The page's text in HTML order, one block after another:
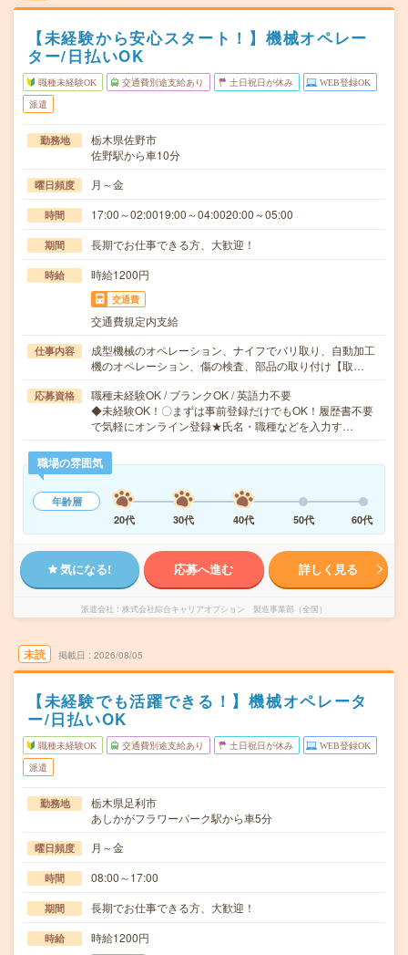
【未経験から安心スタート！】機械オペレー
ター/日払いOK
職種未経験OK 交通費別途支給あり 土日祝日が休み WEB登録OK
派遣
勤務地
栃木県佐野市
佐野駅から車10分
曜日頻度 月～金
時間 17:00～02:0019:00～04:0020:00～05:00
期間 長期でお仕事できる方、大歓迎！
時給 時給1200円
交通費
交通費規定内支給
仕事内容
成型機械のオペレーション、ナイフでバリ取り、自動加工
機のオペレーション、傷の検査、部品の取り付け【取…
応募資格
職種未経験OK / ブランクOK / 英語力不要
◆未経験OK！〇まずは事前登録だけでもOK！履歴書不要
で気軽にオンライン登録★氏名・職種などを入力す…
職場の雰囲気
年齢層
20代
30代 40代 50代 60代
気になる! 応募へ進む 詳しく見る
派遣会社 株式会社綜合キャリアオプション 製造事業部（全国）
未読 掲載日 2026/08/05
【未経験でも活躍できる！】機械オペレータ
ー/日払いOK
職種未経験OK 交通費別途支給あり 土日祝日が休み WEB登録OK
派遣
勤務地
栃木県足利市
あしかがフラワーパーク駅から車5分
曜日頻度 月～金
時間 08:00～17:00
期間 長期でお仕事できる方、大歓迎！
時給 時給1200円